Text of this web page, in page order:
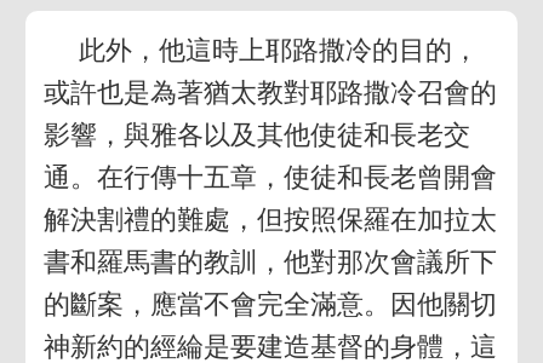
此外，他這時上耶路撒冷的目的，
或許也是為著猶太教對耶路撒冷召會的
影響，與雅各以及其他使徒和長老交
通。在行傳十五章，使徒和長老曾開會
解決割禮的難處，但按照保羅在加拉太
書和羅馬書的教訓，他對那次會議所下
的斷案，應當不會完全滿意。因他關切
神新約的經綸是要建造基督的身體，這